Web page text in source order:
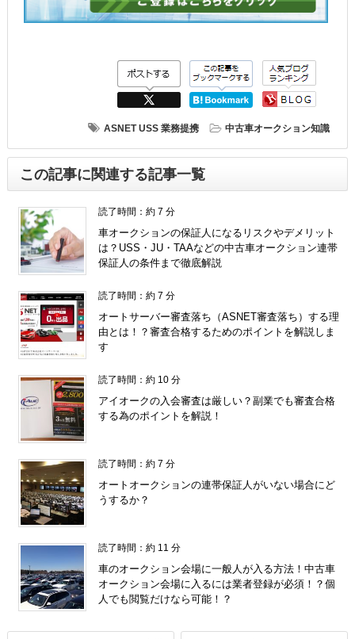
ASNET USS 業務提携 中古車オークション知識
この記事に関連する記事一覧
読了時間：約 7 分
車オークションの保証人になるリスクやデメリット
は？USS・JU・TAAなどの中古車オークション連帯
保証人の条件まで徹底解説
読了時間：約 7 分
オートサーバー審査落ち（ASNET審査落ち）する理
由とは！？審査合格するためのポイントを解説しま
す
読了時間：約 10 分
アイオークの入会審査は厳しい？副業でも審査合格
する為のポイントを解説！
読了時間：約 7 分
オートオークションの連帯保証人がいない場合にど
うするか？
読了時間：約 11 分
車のオークション会場に一般人が入る方法！中古車
オークション会場に入るには業者登録が必須！？個
人でも閲覧だけなら可能！？